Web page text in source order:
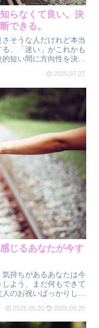
らなくて良い。決
できる。
そうな人だけれど本当
、「迷い」がこれかも
短い間に方向性を決め
2025.07.27
じるあなたが今す
持ちがあるあなたは今
よう、まだ何もできて
のお祝いばっかりして
2025.05.20 2025.08.26